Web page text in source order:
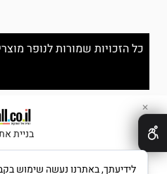
כל הזכויות שמורות לנופר
בניית
✕